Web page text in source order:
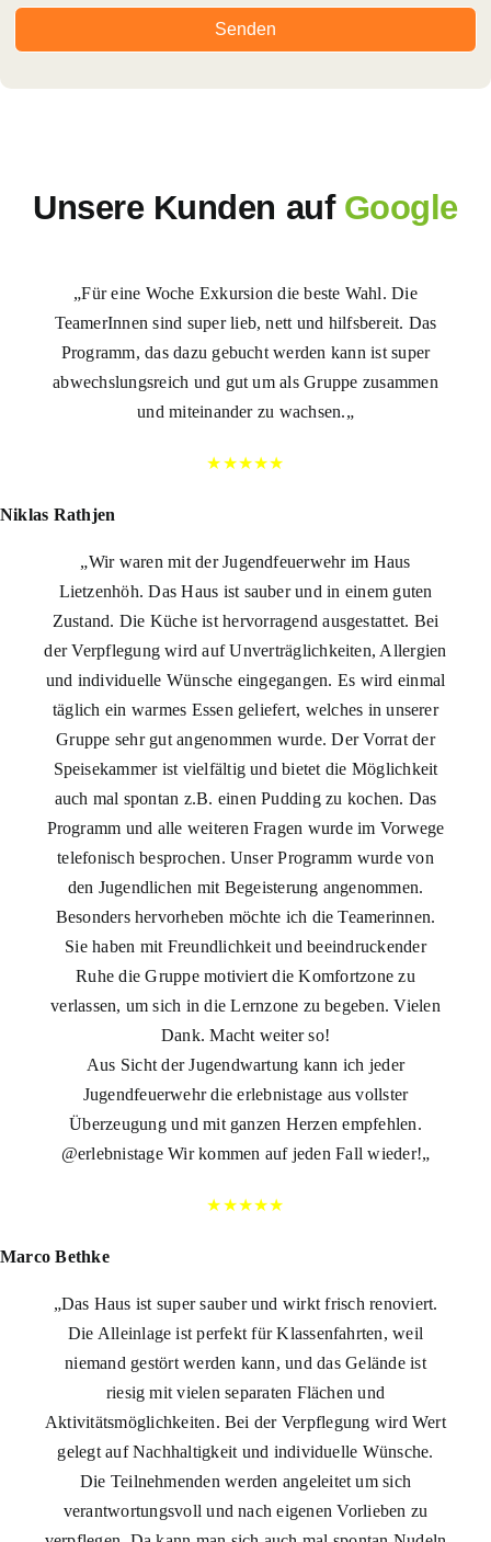
Senden
Unsere Kunden auf Google
„Für eine Woche Exkursion die beste Wahl. Die
TeamerInnen sind super lieb, nett und hilfsbereit. Das
Programm, das dazu gebucht werden kann ist super
abwechslungsreich und gut um als Gruppe zusammen
und miteinander zu wachsen.„
★★★★★
Niklas Rathjen
„Wir waren mit der Jugendfeuerwehr im Haus
Lietzenhöh. Das Haus ist sauber und in einem guten
Zustand. Die Küche ist hervorragend ausgestattet. Bei
der Verpflegung wird auf Unverträglichkeiten, Allergien
und individuelle Wünsche eingegangen. Es wird einmal
täglich ein warmes Essen geliefert, welches in unserer
Gruppe sehr gut angenommen wurde. Der Vorrat der
Speisekammer ist vielfältig und bietet die Möglichkeit
auch mal spontan z.B. einen Pudding zu kochen. Das
Programm und alle weiteren Fragen wurde im Vorwege
telefonisch besprochen. Unser Programm wurde von
den Jugendlichen mit Begeisterung angenommen.
Besonders hervorheben möchte ich die Teamerinnen.
Sie haben mit Freundlichkeit und beeindruckender
Ruhe die Gruppe motiviert die Komfortzone zu
verlassen, um sich in die Lernzone zu begeben. Vielen
Dank. Macht weiter so!
Aus Sicht der Jugendwartung kann ich jeder
Jugendfeuerwehr die erlebnistage aus vollster
Überzeugung und mit ganzen Herzen empfehlen.
@erlebnistage Wir kommen auf jeden Fall wieder!„
★★★★★
Marco Bethke
„Das Haus ist super sauber und wirkt frisch renoviert.
Die Alleinlage ist perfekt für Klassenfahrten, weil
niemand gestört werden kann, und das Gelände ist
riesig mit vielen separaten Flächen und
Aktivitätsmöglichkeiten. Bei der Verpflegung wird Wert
gelegt auf Nachhaltigkeit und individuelle Wünsche.
Die Teilnehmenden werden angeleitet um sich
verantwortungsvoll und nach eigenen Vorlieben zu